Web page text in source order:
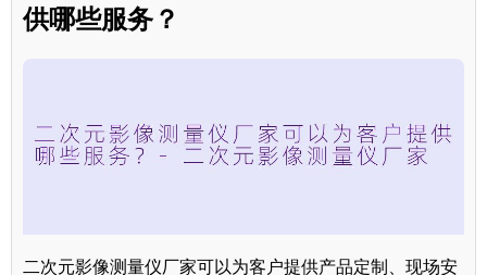
供哪些服务？
二次元影像测量仪厂家可以为客户提供产品定制、现场安